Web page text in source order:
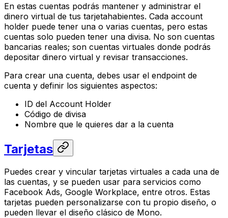
En estas cuentas podrás mantener y administrar el
dinero virtual de tus tarjetahabientes. Cada account
holder puede tener una o varias cuentas, pero estas
cuentas solo pueden tener una divisa. No son cuentas
bancarias reales; son cuentas virtuales donde podrás
depositar dinero virtual y revisar transacciones.
Para crear una cuenta, debes usar el endpoint de
cuenta y definir los siguientes aspectos:
ID del Account Holder
Código de divisa
Nombre que le quieres dar a la cuenta
Tarjetas
Puedes crear y vincular tarjetas virtuales a cada una de
las cuentas, y se pueden usar para servicios como
Facebook Ads, Google Workplace, entre otros. Estas
tarjetas pueden personalizarse con tu propio diseño, o
pueden llevar el diseño clásico de Mono.